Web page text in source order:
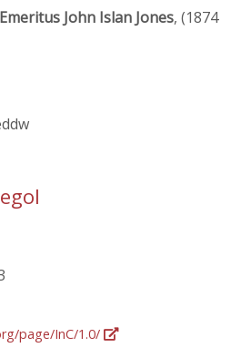
John Islan Jones, (1874
page/InC/1.0/